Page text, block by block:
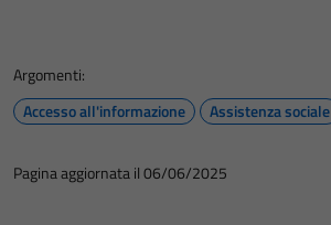
Argomenti:
Accesso all'informazione
Assistenza sociale
Pagina aggiornata il 06/06/2025